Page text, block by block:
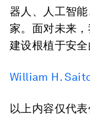
器人、人工智
家。面对未来
建设根植于安全
William H.
以上内容仅代